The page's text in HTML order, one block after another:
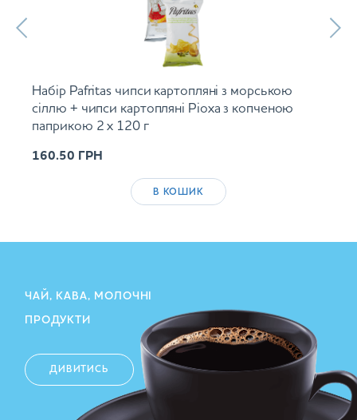
Набір Pafritas чипси картопляні з морською
сіллю + чипси картопляні Ріоха з копченою
паприкою 2 х 120 г
160.50 ГРН
В КОШИК
ЧАЙ, КАВА, МОЛОЧНІ
ПРОДУКТИ
ДИВИТИСЬ